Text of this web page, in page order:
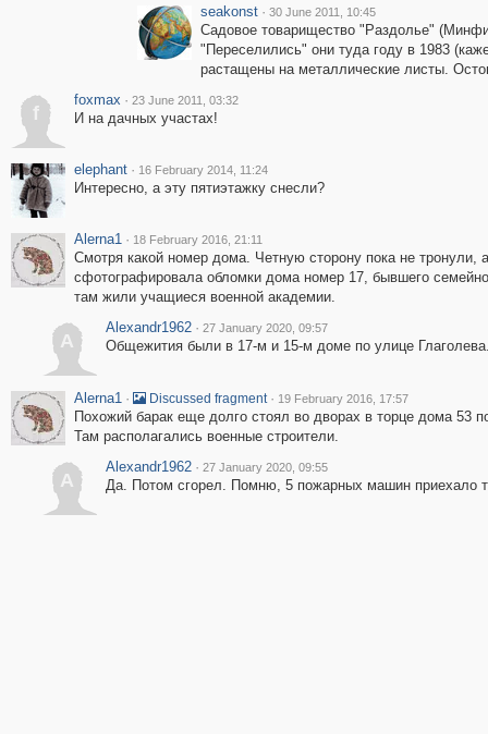
seakonst · 30 June 2011, 10:45
Садовое товарищество "Раздолье"
"Переселились" они туда году в 1983
растащены на металлические листы.
f
foxmax · 23 June 2011, 03:32
И на дачных участах!
elephant · 16 February 2014, 11:24
Интересно, а эту пятиэтажку снесли?
Alerna1 · 18 February 2016, 21:11
Смотря какой номер дома. Четную сторону пока не тронули,
сфотографировала обломки дома номер 17, бывшего
там жили учащиеся военной академии.
A
Alexandr1962 · 27 January 2020, 09:57
Общежития были в 17-м и 15-м доме по улице
Alerna1 · Discussed fragment · 19 February 2016, 17:57
Похожий барак еще долго стоял во дворах в торце дома 53
Там располагались военные строители.
A
Alexandr1962 · 27 January 2020, 09:55
Да. Потом сгорел. Помню, 5 пожарных машин приехало